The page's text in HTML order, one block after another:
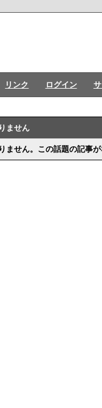
リンク ログイン
ません
ません。この話題の記事